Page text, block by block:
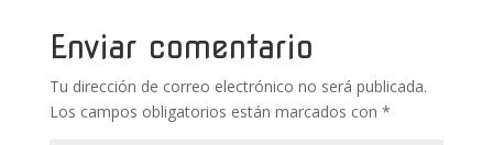
o
k p r
Enviar comentario
Tu dirección de correo electrónico no será publicada.
Los campos obligatorios están marcados con *